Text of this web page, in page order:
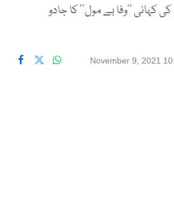
کہانی ’’وفا بے مول‘‘ کا جادو
November 9, 2021